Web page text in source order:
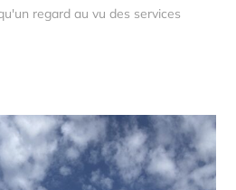
regard au vu des services